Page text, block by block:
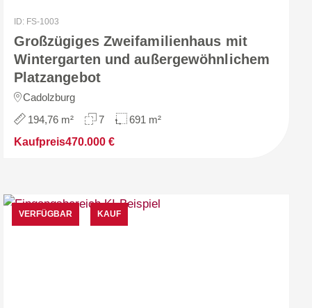
ID: FS-1003
Großzügiges Zweifamilienhaus mit
Wintergarten und außergewöhnlichem
Platzangebot
Cadolzburg
194,76 m²
7
691 m²
Kaufpreis470.000 €
VERFÜGBAR KAUF